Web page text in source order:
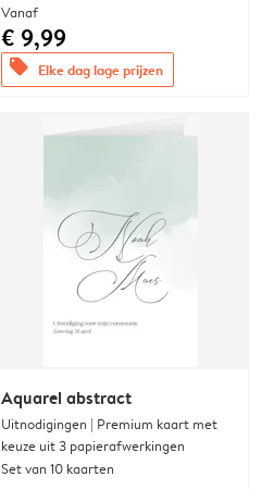
Vanaf
€ 9,99
offers Elke dag lage prijzen
Aquarel abstract
Uitnodigingen | Premium kaart met
keuze uit 3 papierafwerkingen
Set van 10 kaarten